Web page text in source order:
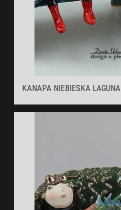
KANAPA NIEBIESKA LAGUNA